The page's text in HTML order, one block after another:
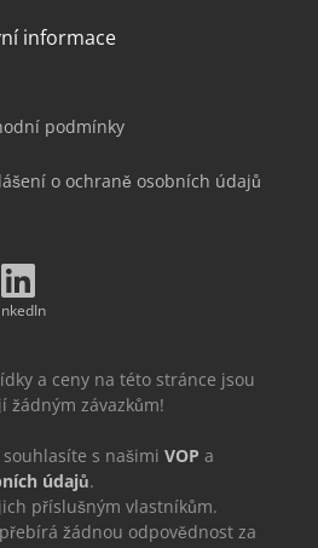
informace
podmínky
o ochraně osobních údajů
a ceny na této stránce jsou
žádným závazkům!
s našimi VOP a
údajů.
příslušným vlastníkům.
žádnou odpovědnost za